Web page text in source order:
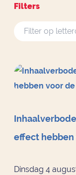
Filters
effect
Dinsdag 4